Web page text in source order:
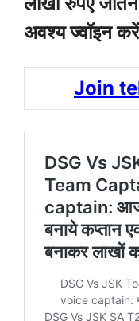
अवश्य ज्वॉइन
Join